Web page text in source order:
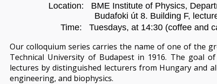
Location: BME Institute of Physics,
Budafoki út 8. Building F, lecture
Time: Tuesdays, at 14:30 (coffee and
Our colloquium series carries the name of one of the
Technical University of Budapest in 1916. The goal
lectures by distinguished lecturers from Hungary and
engineering, and biophysics.